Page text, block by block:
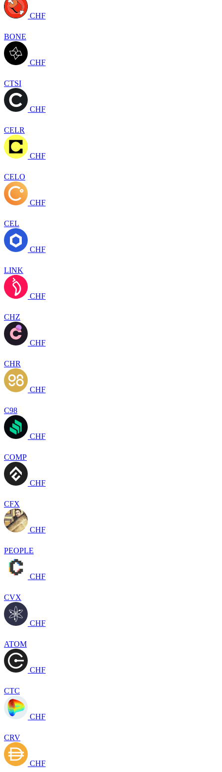
CHF
BONE
CHF
CTSI
CHF
CELR
CHF
CELO
CHF
CEL
CHF
LINK
CHF
CHZ
CHF
CHR
CHF
C98
CHF
COMP
CHF
CFX
CHF
PEOPLE
CHF
CVX
CHF
ATOM
CHF
CTC
CHF
CRV
CHF